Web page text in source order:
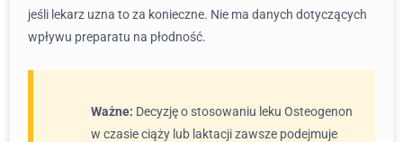
jeśli lekarz uzna to za konieczne. Nie ma danych dotyczących
wpływu preparatu na płodność.
Ważne: Decyzję o stosowaniu leku Osteogenon
w czasie ciąży lub laktacji zawsze podejmuje